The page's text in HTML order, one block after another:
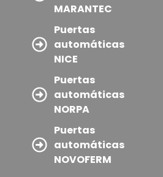
MARANTEC
Puertas
automáticas
NICE
Puertas
automáticas
NORPA
Puertas
automáticas
NOVOFERM